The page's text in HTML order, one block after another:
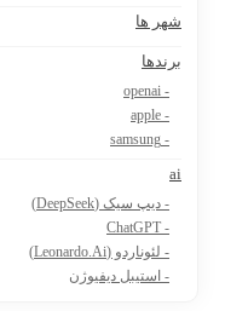
شهر ها
برندها
- openai
- apple
- samsung
ai
- دیپ سیک (DeepSeek)
- ChatGPT
- لئوناردو (Leonardo.Ai)
- استیبل دیفیوژن